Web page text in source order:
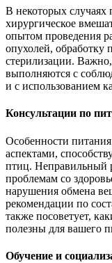
В некоторых случаях
хирургическое
опытом проведения
опухолей, обработку
стерилизации.
выполняются с
и с использованием
Консультации по
Особенности
аспектами,
птиц. Неправильный
проблемам со
нарушения обмена
рекомендации по
также посоветует,
полезны для вашего
Обучение и